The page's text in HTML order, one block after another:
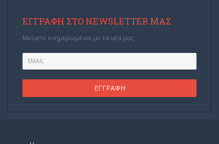
ΕΓΓΡΑΦΉ ΣΤΟ NEWSLETTER ΜΑΣ
Μείνετε ενημερωμένοι με τα νέα μας